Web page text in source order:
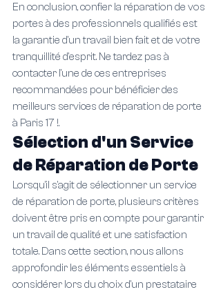
En conclusion, confier la réparation de vos
portes à des professionnels qualifiés est
la garantie d'un travail bien fait et de votre
tranquillité d'esprit. Ne tardez pas à
contacter l'une de ces entreprises
recommandées pour bénéficier des
meilleurs services de réparation de porte
à Paris 17 !.
Sélection d'un Service
de Réparation de Porte
Lorsqu'il s'agit de sélectionner un service
de réparation de porte, plusieurs critères
doivent être pris en compte pour garantir
un travail de qualité et une satisfaction
totale. Dans cette section, nous allons
approfondir les éléments essentiels à
considérer lors du choix d'un prestataire